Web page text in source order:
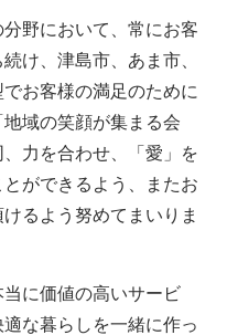
野において、常にお客
け、津島市、あま市、
お客様の満足のために
域の笑顔が集まる会
力を合わせ、「愛」を
ができるよう、またお
るよう努めてまいりま
に価値の高いサービ
な暮らしを一緒に作っ